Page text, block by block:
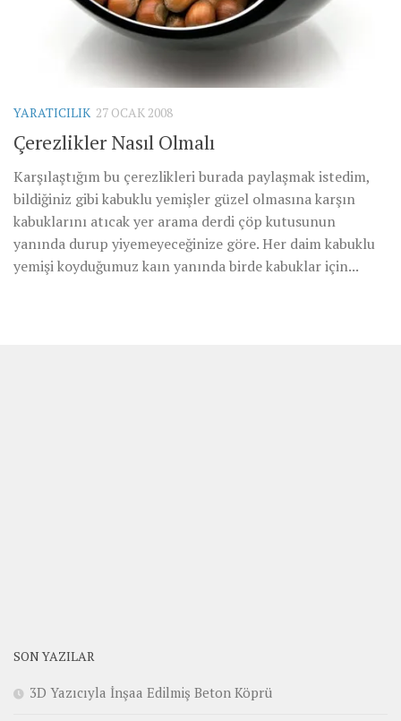
YARATICILIK 27 OCAK 2008
Çerezlikler Nasıl Olmalı
Karşılaştığım bu çerezlikleri burada paylaşmak istedim,
bildiğiniz gibi kabuklu yemişler güzel olmasına karşın
kabuklarını atıcak yer arama derdi çöp kutusunun
yanında durup yiyemeyeceğinize göre. Her daim kabuklu
yemişi koyduğumuz kaın yanında birde kabuklar için...
SON YAZILAR
3D Yazıcıyla İnşaa Edilmiş Beton Köprü